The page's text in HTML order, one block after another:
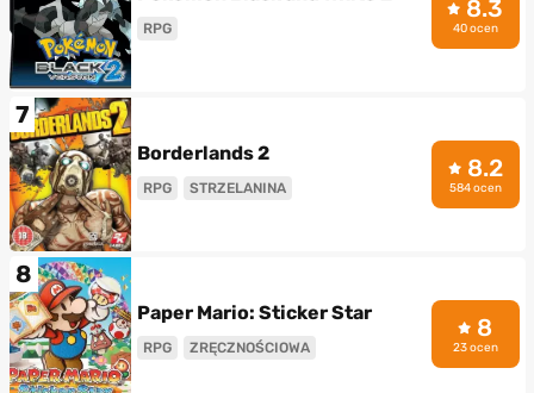
RPG
8.3
40 ocen
7
Borderlands 2
RPG STRZELANINA
8.2
584 ocen
8
Paper Mario: Sticker Star
RPG ZRĘCZNOŚCIOWA
8
23 ocen